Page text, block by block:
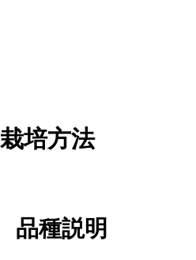
栽培方法
品種説明